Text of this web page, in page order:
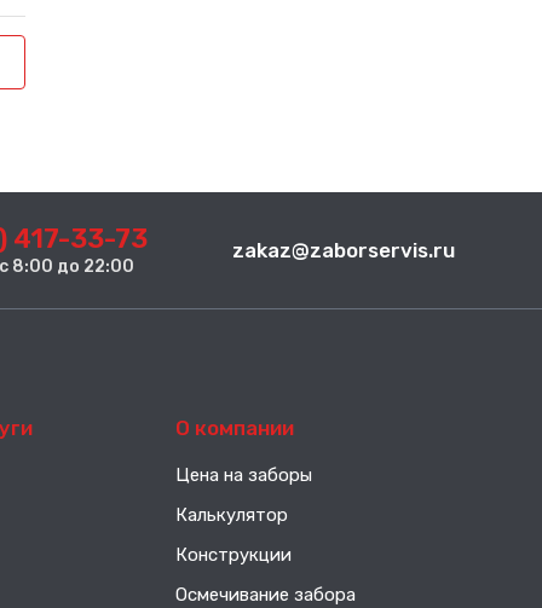
417-33-73
8:00 до 22:00
zakaz@zaborservis.ru
О компании
Цена на заборы
Калькулятор
Конструкции
Осмечивание забора